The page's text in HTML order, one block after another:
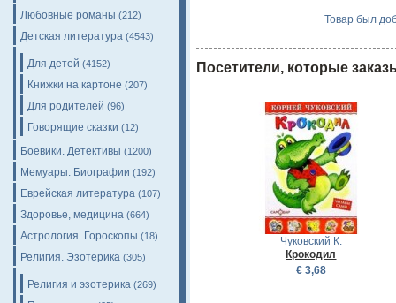
Любовные романы (212)
Детская литература (4543)
Для детей (4152)
Книжки на картоне (207)
Для родителей (96)
Говорящие сказки (12)
Боевики. Детективы (1200)
Мемуары. Биографии (192)
Еврейская литература (107)
Здоровье, медицина (664)
Астрология. Гороскопы (18)
Религия. Эзотерика (305)
Религия и эзотерика (269)
Товар был
Посетители, которые
Чуковский К.
Крокодил
€ 3,68